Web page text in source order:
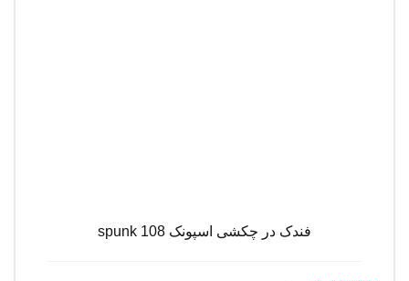
فندک در چکشی اسپونک spunk 108